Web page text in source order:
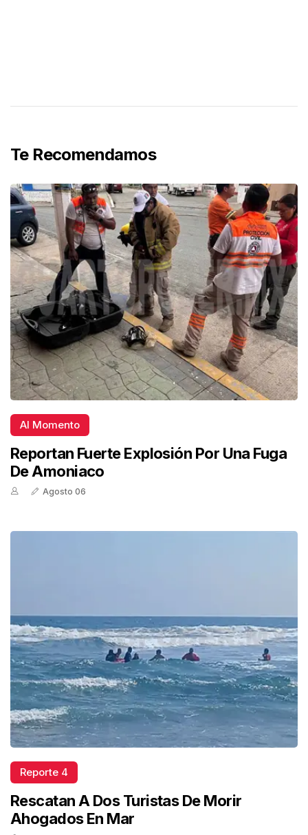
Te Recomendamos
Al Momento
Reportan Fuerte Explosión Por Una Fuga
De Amoniaco
Agosto 06
Reporte 4
Rescatan A Dos Turistas De Morir
Ahogados En Mar